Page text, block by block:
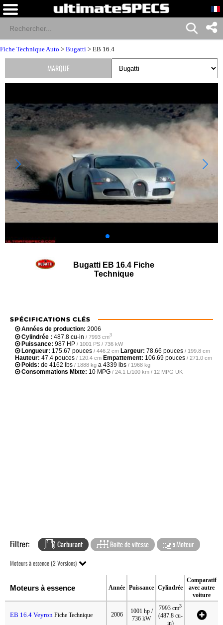
Fiche Technique Auto > Bugatti > EB 16.4
Bugatti EB 16.4 Fiche
Technique
SPÉCIFICATIONS CLÉS
Années de production: 2006
Cylindrée : 487.8 cu-in / 7993 cm3
Puissance: 987 HP / 1001 PS / 736 kW
Longueur: 175.67 pouces / 446.2 cm Largeur: 78.66 pouces / 199.8 cm
Hauteur: 47.4 pouces / 120.4 cm Empattement: 106.69 pouces / 271.0 cm
Poids: de 4162 lbs / 1888 kg a 4339 lbs / 1968 kg
Consommations Mixte: 10 MPG / 24.1 L/100 km / 12 MPG UK
Filtrer: Carburant Boite de vitesse Moteur
Moteurs à essence (2 Versions)
Moteurs à essence Année Puissance Cylindrée
Comparatif
avec autre
voiture
EB 16.4 Veyron Fiche Technique 2006
1001 hp /
736 kW
7993 cm3
(487.8 cu-
in)
MARQUE